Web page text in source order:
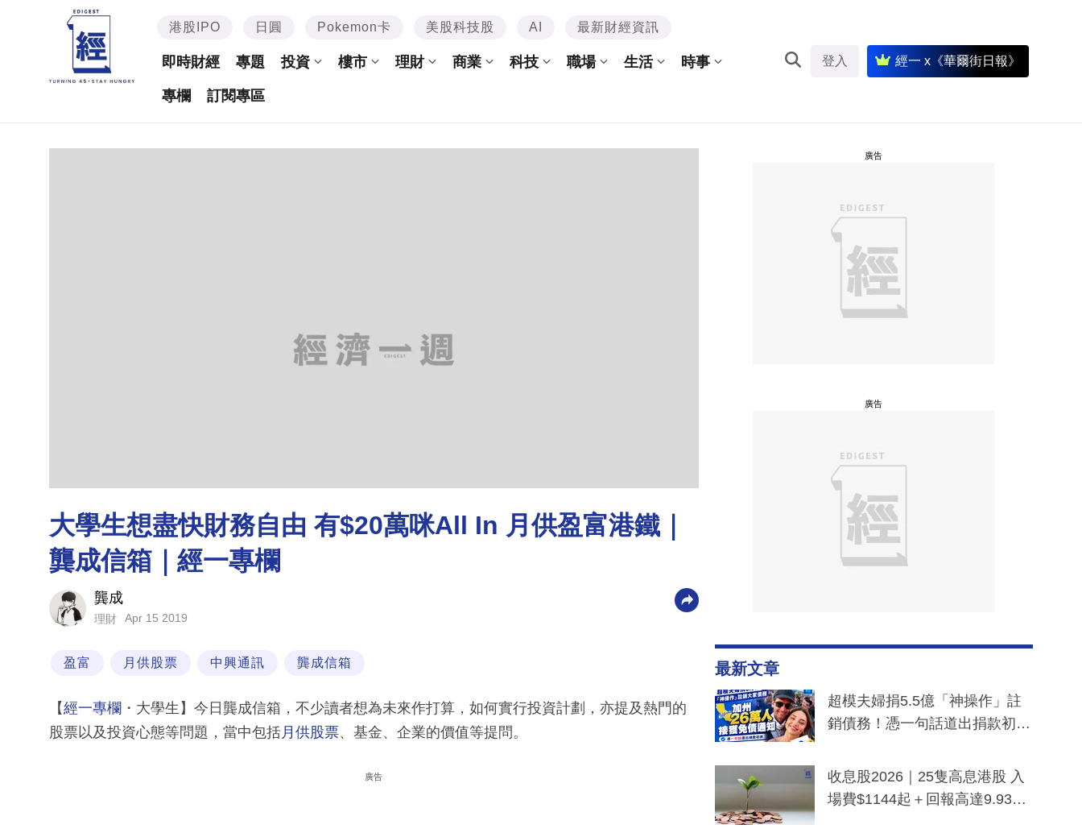
港股IPO 日圓 Pokemon卡 美股科技股 AI 最新財經資訊
即時財經 專題 投資 樓市 理財 商業 科技 職場 生活 時事
專欄 訂閱專區
登入 經一 x《華爾街日報》
大學生想盡快財務自由 有$20萬咪All In 月供盈富港鐵｜
龔成信箱｜經一專欄
龔成
理財 Apr 15 2019
盈富 月供股票 中興通訊 龔成信箱
【經一專欄 ・大學生】今日龔成信箱，不少讀者想為未來作打算，如何實行投資計劃，亦提及熱門的
股票以及投資心態等問題，當中包括月供股票、基金、企業的價值等提問。
廣告
廣告
廣告
最新文章
超模夫婦捐5.5億「神操作」註
銷債務！憑一句話道出捐款初
一度被誤當詐騙手段
收息股2026｜25隻高息港股 入
場費$1144起＋回報高達9.93